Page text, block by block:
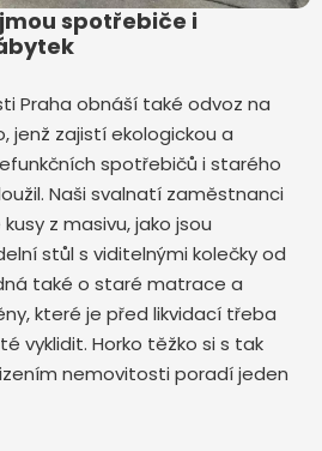
spotřebiče i
Praha obnáší také odvoz na
jenž zajistí ekologickou a
spotřebičů i starého
Naši svalnatí zaměstnanci
z masivu, jako jsou
stůl s viditelnými kolečky od
také o staré matrace a
které je před likvidací třeba
vyklidit. Horko těžko si s tak
nemovitosti poradí jeden